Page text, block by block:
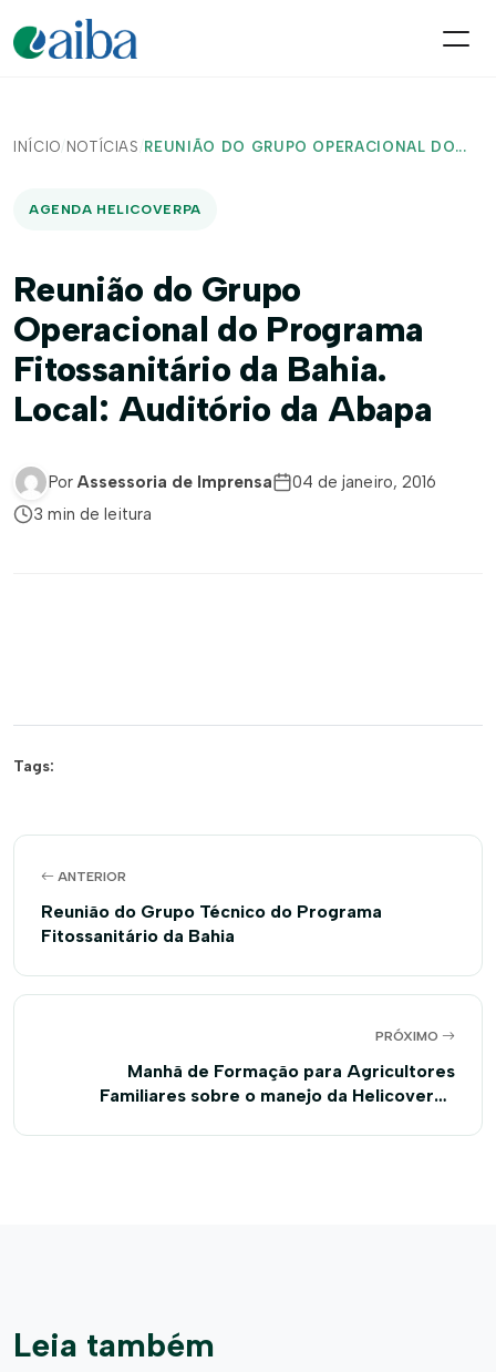
INÍCIO/ NOTÍCIAS / REUNIÃO DO GRUPO OPERACIONAL DO...
AGENDA HELICOVERPA
Reunião do Grupo
Operacional do Programa
Fitossanitário da Bahia.
Local: Auditório da Abapa
Por Assessoria de Imprensa
04 de janeiro, 2016
3 min de leitura
Tags:
ANTERIOR
Reunião do Grupo Técnico do Programa
Fitossanitário da Bahia
PRÓXIMO
Manhã de Formação para Agricultores
Familiares sobre o manejo da Helicoverpa
Leia também